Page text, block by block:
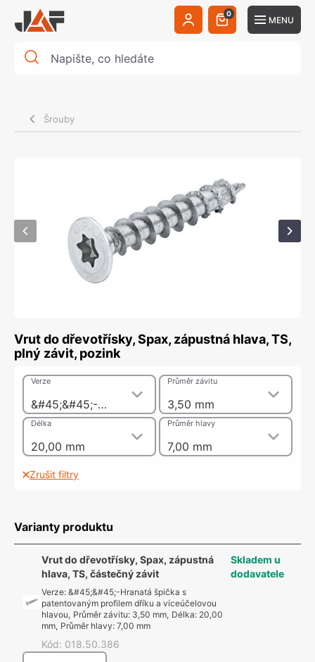
0
MENU
Šrouby
Vrut do dřevotřísky, Spax, zápustná hlava, TS,
plný závit, pozink
&#45;&#45;-Hranatá špička s patentovaným profilem dříku a víceúčelovou hlavou
Verze
3,50 mm
Průměr závitu
20,00 mm
Délka
7,00 mm
Průměr hlavy
Zrušit filtry
Varianty produktu
Vrut do dřevotřísky, Spax, zápustná
hlava, TS, částečný závit
Verze: &#45;&#45;-Hranatá špička s
patentovaným profilem dříku a víceúčelovou
hlavou, Průměr závitu: 3,50 mm, Délka: 20,00
mm, Průměr hlavy: 7,00 mm
Kód: 018.50.386
Skladem u
dodavatele